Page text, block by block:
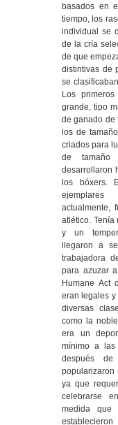
basados en
tiempo, los
individual se
de la cría
de que
distintivas de
se
Los
grande, tipo
de ganado de
los de
criados para
de tamaño
desarrollaron
los bóxers.
actualmente,
atlético. Tenía
y un
llegaron a
trabajadora
para azuzar
Humane Act
eran legales
diversas
como la
era un
mínimo a las
después
popularizaron
ya que
celebrarse
medida que